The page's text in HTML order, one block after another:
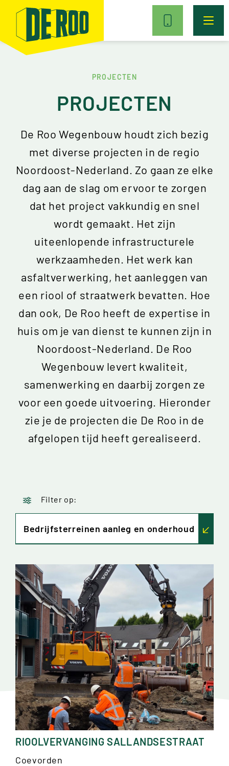
PROJECTEN
PROJECTEN
De Roo Wegenbouw houdt zich bezig
met diverse projecten in de regio
Noordoost-Nederland. Zo gaan ze elke
dag aan de slag om ervoor te zorgen
dat het project vakkundig en snel
wordt gemaakt. Het zijn
uiteenlopende infrastructurele
werkzaamheden. Het werk kan
asfaltverwerking, het aanleggen van
een riool of straatwerk bevatten. Hoe
dan ook, De Roo heeft de expertise in
huis om je van dienst te kunnen zijn in
Noordoost-Nederland. De Roo
Wegenbouw levert kwaliteit,
samenwerking en daarbij zorgen ze
voor een goede uitvoering. Hieronder
zie je de projecten die De Roo in de
afgelopen tijd heeft gerealiseerd.
Filter op:
Asfaltverwerking
Aanbrengen straatwerk
Weg- en terreinfundering
Riool aanleg en onderhoud
Agrarische sector
Bedrijfsterreinen aanleg en onderhoud
Bodemsanering BRL 7000
RIOOLVERVANGING SALLANDSESTRAAT
Coevorden